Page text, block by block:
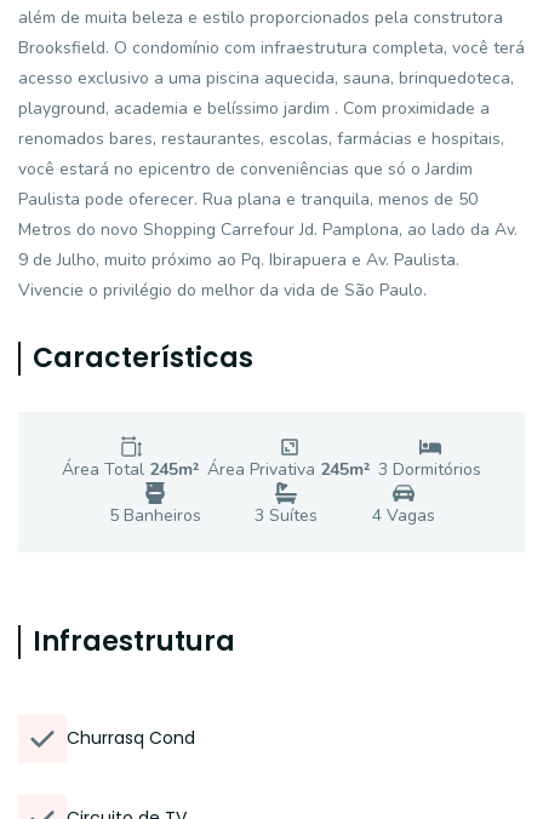
além de muita beleza e estilo proporcionados pela construtora
Brooksfield. O condomínio com infraestrutura completa, você terá
acesso exclusivo a uma piscina aquecida, sauna, brinquedoteca,
playground, academia e belíssimo jardim . Com proximidade a
renomados bares, restaurantes, escolas, farmácias e hospitais,
você estará no epicentro de conveniências que só o Jardim
Paulista pode oferecer. Rua plana e tranquila, menos de 50
Metros do novo Shopping Carrefour Jd. Pamplona, ao lado da Av.
9 de Julho, muito próximo ao Pq. Ibirapuera e Av. Paulista.
Vivencie o privilégio do melhor da vida de São Paulo.
Características
Área Total 245m² Área Privativa 245m² 3 Dormitórios
5Banheiros 3 Suítes 4Vagas
Infraestrutura
Churrasq Cond